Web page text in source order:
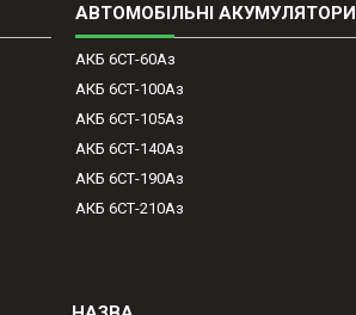
АВТОМОБІЛЬНІ АКУМУЛЯТОРИ
АКБ 6СТ-60Аз
АКБ 6СТ-100Аз
АКБ 6СТ-105Аз
АКБ 6СТ-140Аз
АКБ 6СТ-190Аз
АКБ 6СТ-210Аз